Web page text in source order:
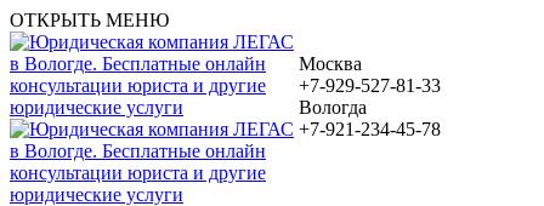
ОТКРЫТЬ МЕНЮ
Москва
+7-929-527-81-33
Вологда
+7-921-234-45-78